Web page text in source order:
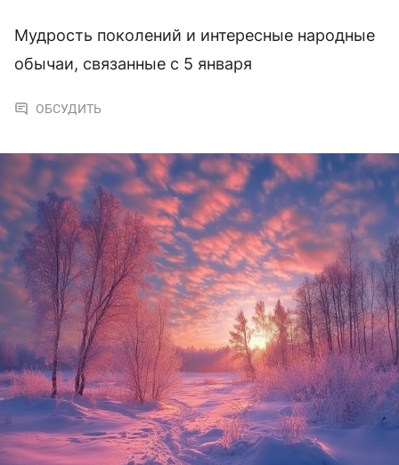
Мудрость поколений и интересные народные
обычаи, связанные с 5 января
ОБСУДИТЬ